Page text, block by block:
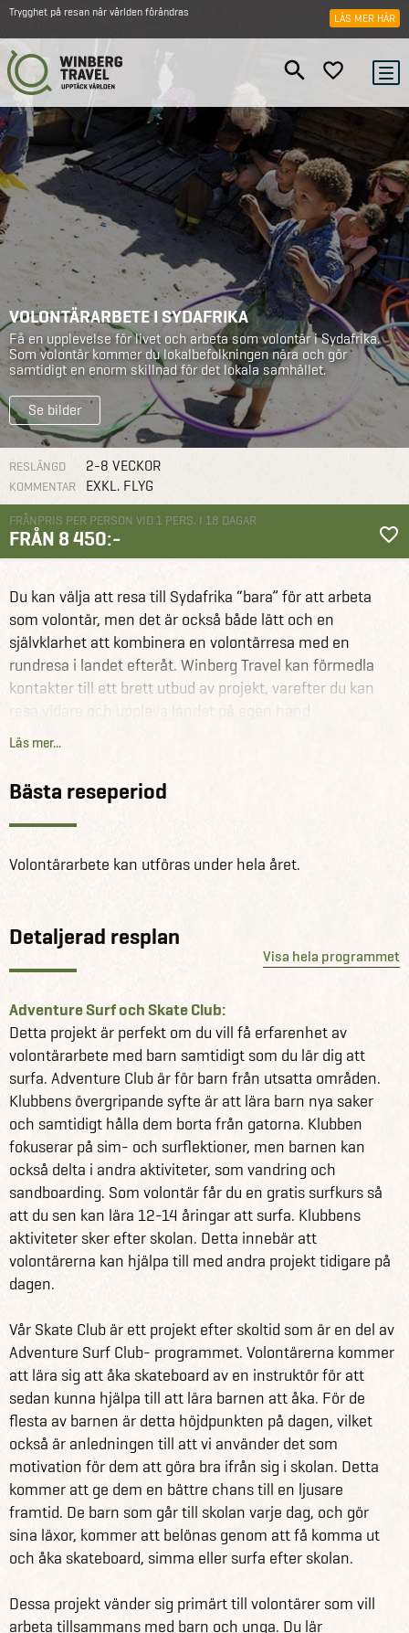
Trygghet på resan när världen förändras LÄS MER HÄR
VOLONTÄRARBETE I SYDAFRIKA
Få en upplevelse för livet och arbeta som volontär i Sydafrika.
Som volontär kommer du lokalbefolkningen nära och gör
samtidigt en enorm skillnad för det lokala samhället.
Se bilder
RESLÄNGD 2-8 VECKOR
KOMMENTAR EXKL. FLYG
FRÅNPRIS PER PERSON VID 1 PERS. I 18 DAGAR
FRÅN 8 450:-
Du kan välja att resa till Sydafrika “bara” för att arbeta
som volontär, men det är också både lätt och en
självklarhet att kombinera en volontärresa med en
rundresa i landet efteråt. Winberg Travel kan förmedla
kontakter till ett brett utbud av projekt, varefter du kan
resa vidare och uppleva landet på egen hand.
kultur, samtidigt som den hjälper till att göra en enorm
skillnad för det lokala samhället. Två till fyra veckor
kanske inte verkar så mycket, men all hjälp är bättre än
och volontärens intressen och kompetenser. Det finns
projekt där du hjälper skolbarn i townships eller barn och
hjälper till att rädda utrotningshotade eller skadade djur.
Du kan till exempel vara med och lära barn från olika
townships att simma och kitesurfa och ge dem ett mål
och en mening samt något att göra under helgerna, eller
så kan du hjälpa till vid ett rehabiliteringscenter där man
tar hand om djur som inte skulle överleva på egen hand i
naturen. Möjligheterna är oändliga!
Alla kan arbeta som volontär, men vissa av projekten är
bäst lämpade för specifika ålders- eller yrkesgrupper. Vi
hjälper dig att hitta det projekt som bäst passar dina
önskningar, ambitioner och förutsättningar.
Volontärarbete och interkulturella resor har en
gemensam nämnare: ju mer energi du investerar i det,
desto mer får du ut av det. Det är också viktigt att gå in i
det med rätt inställning – ett volontärarbete handlar inte
enbart om att ”ge tillbaka till världen”, utan det handlar
också om att ödmjukt lära sig mer om olika kulturer och
verksamheter. Det viktigaste är att vara öppen, och att
veta hur man samarbetar med människor som kanske
inte är professionellt utbildade i att lära ut till andra.
Du är där frivilligt, så även om din insats är värdefull och
måste vara proaktiv. Du blir inte ”satt i arbete”, utan har
ett eget ansvar i att själv uppsöka möjligheterna och ta
Läs mer...
Bästa reseperiod
Volontärarbete kan utföras under hela året.
Detaljerad resplan
Visa hela programmet
Adventure Surf och Skate Club:
Detta projekt är perfekt om du vill få erfarenhet av
volontärarbete med barn samtidigt som du lär dig att
surfa. Adventure Club är för barn från utsatta områden.
Klubbens övergripande syfte är att lära barn nya saker
och samtidigt hålla dem borta från gatorna. Klubben
fokuserar på sim- och surflektioner, men barnen kan
också delta i andra aktiviteter, som vandring och
sandboarding. Som volontär får du en gratis surfkurs så
att du sen kan lära 12-14 åringar att surfa. Klubbens
aktiviteter sker efter skolan. Detta innebär att
volontärerna kan hjälpa till med andra projekt tidigare på
dagen.
Vår Skate Club är ett projekt efter skoltid som är en del av
Adventure Surf Club- programmet. Volontärerna kommer
att lära sig att åka skateboard av en instruktör för att
sedan kunna hjälpa till att lära barnen att åka. För de
flesta av barnen är detta höjdpunkten på dagen, vilket
också är anledningen till att vi använder det som
motivation för dem att göra bra ifrån sig i skolan. Detta
kommer att ge dem en bättre chans till en ljusare
framtid. De barn som går till skolan varje dag, och gör
sina läxor, kommer att belönas genom att få komma ut
och åka skateboard, simma eller surfa efter skolan.
Dessa projekt vänder sig primärt till volontärer som vill
arbeta tillsammans med barn och unga. Du lär